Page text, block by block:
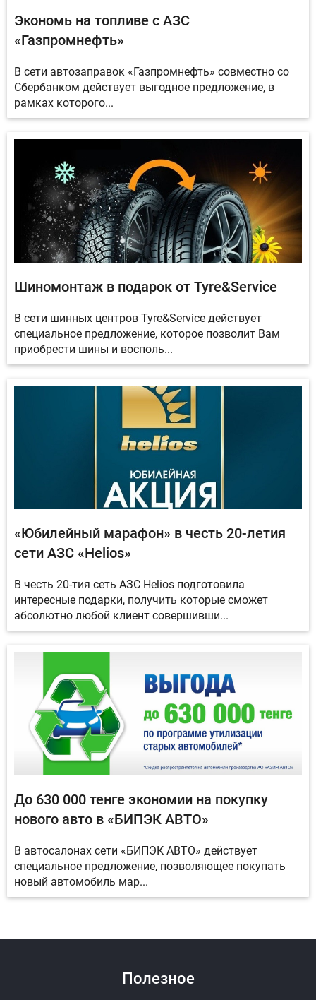
Экономь на топливе с АЗС
«Газпромнефть»
В сети автозаправок «Газпромнефть» совместно со
Сбербанком действует выгодное предложение, в
рамках которого...
Шиномонтаж в подарок от Tyre&Service
В сети шинных центров Tyre&Service действует
специальное предложение, которое позволит Вам
приобрести шины и восполь...
«Юбилейный марафон» в честь 20-летия
сети АЗС «Helios»
В честь 20-тия сеть АЗС Helios подготовила
интересные подарки, получить которые сможет
абсолютно любой клиент совершивши...
До 630 000 тенге экономии на покупку
нового авто в «БИПЭК АВТО»
В автосалонах сети «БИПЭК АВТО» действует
специальное предложение, позволяющее покупать
новый автомобиль мар...
Полезное